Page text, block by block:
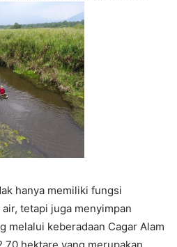
hanya memiliki fungsi
tetapi juga menyimpan
melalui keberadaan Cagar Alam